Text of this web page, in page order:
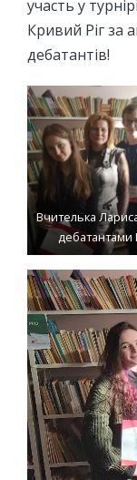
участь у
Кривий Ріг за
дебатантів!
Вчителька